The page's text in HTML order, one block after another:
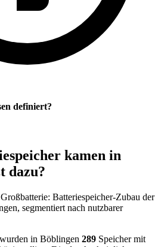
definiert?
kamen in
dazu?
Batteriespeicher-Zubau der
segmentiert nach nutzbarer
in Böblingen 289 Speicher mit